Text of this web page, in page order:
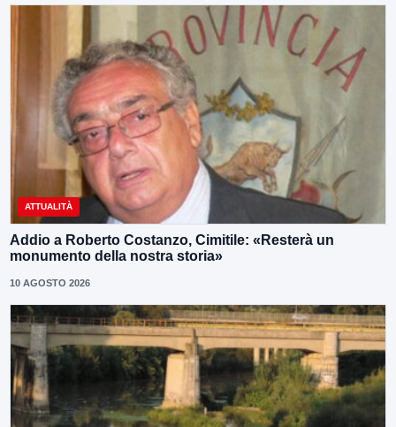
ATTUALITÀ
Addio a Roberto Costanzo, Cimitile: «Resterà un
monumento della nostra storia»
10 AGOSTO 2026